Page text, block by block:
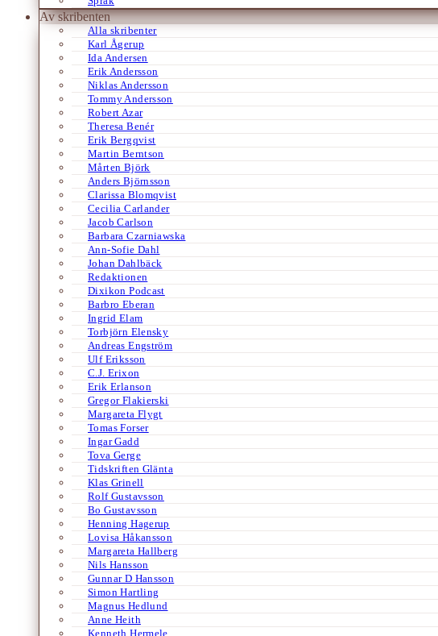
Av skribenten
Alla skribenter
Karl Ågerup
Ida Andersen
Erik Andersson
Niklas Andersson
Tommy Andersson
Robert Azar
Theresa Benér
Erik Bergqvist
Martin Berntson
Mårten Björk
Anders Björnsson
Clarissa Blomqvist
Cecilia Carlander
Jacob Carlson
Barbara Czarniawska
Ann-Sofie Dahl
Johan Dahlbäck
Redaktionen
Dixikon Podcast
Barbro Eberan
Ingrid Elam
Torbjörn Elensky
Andreas Engström
Ulf Eriksson
C.J. Erixon
Erik Erlanson
Gregor Flakierski
Margareta Flygt
Tomas Forser
Ingar Gadd
Tova Gerge
Tidskriften Glänta
Klas Grinell
Rolf Gustavsson
Bo Gustavsson
Henning Hagerup
Lovisa Håkansson
Margareta Hallberg
Nils Hansson
Gunnar D Hansson
Simon Hartling
Magnus Hedlund
Anne Heith
Kenneth Hermele